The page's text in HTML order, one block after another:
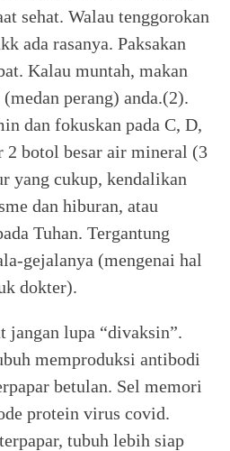
sehat. Walau tenggorokan
ada rasanya. Paksakan
Kalau muntah, makan
perang) anda.(2).
dan fokuskan pada C, D,
botol besar air mineral (3
yang cukup, kendalikan
dan hiburan, atau
Tuhan. Tergantung
gejalanya (mengenai hal
dokter).
jangan lupa “divaksin”.
memproduksi antibodi
betulan. Sel memori
protein virus covid.
tubuh lebih siap